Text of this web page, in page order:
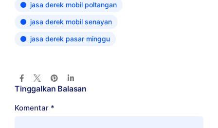
jasa derek mobil poltangan
jasa derek mobil senayan
jasa derek pasar minggu
Tinggalkan Balasan
Komentar *